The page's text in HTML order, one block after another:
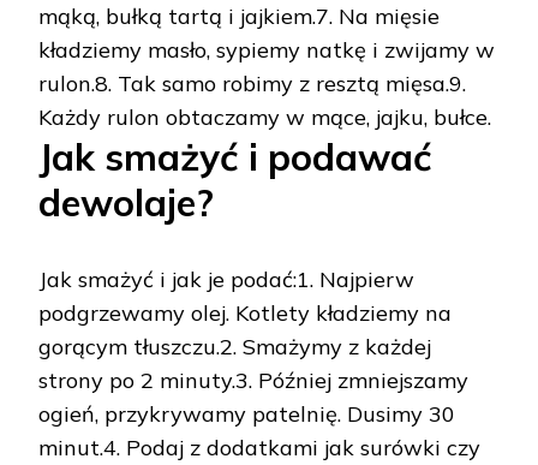
mąką, bułką tartą i jajkiem.7. Na mięsie
kładziemy masło, sypiemy natkę i zwijamy w
rulon.8. Tak samo robimy z resztą mięsa.9.
Każdy rulon obtaczamy w mące, jajku, bułce.
Jak smażyć i podawać
dewolaje?
Jak smażyć i jak je podać:1. Najpierw
podgrzewamy olej. Kotlety kładziemy na
gorącym tłuszczu.2. Smażymy z każdej
strony po 2 minuty.3. Później zmniejszamy
ogień, przykrywamy patelnię. Dusimy 30
minut.4. Podaj z dodatkami jak surówki czy